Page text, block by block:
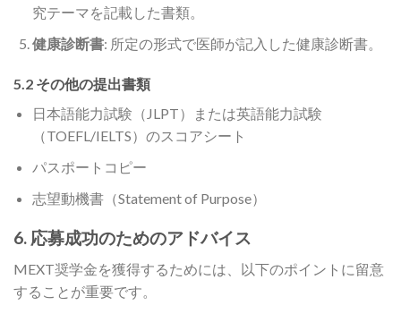
究テーマを記載した書類。
健康診断書: 所定の形式で医師が記入した健康診断書。
5.2 その他の提出書類
日本語能力試験（JLPT）または英語能力試験
（TOEFL/IELTS）のスコアシート
パスポートコピー
志望動機書（Statement of Purpose）
6. 応募成功のためのアドバイス
MEXT奨学金を獲得するためには、以下のポイントに留意
することが重要です。